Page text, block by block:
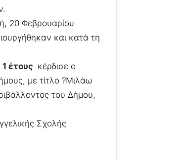
20 Φεβρουαρίου
και κατά τη
έτους κέρδισε ο
με τίτλο ?Μιλάω
του Δήμου,
Σχολής